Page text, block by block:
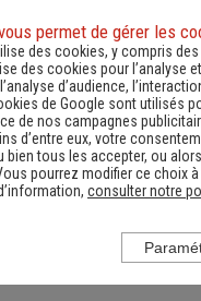
Devis
Obtenir une
permet de gérer les
des cookies, y compris
des cookies pour l’analyse
d’audience,
de Google sont utilisés
de nos campagnes
d’entre eux, votre
bien tous les accepter, ou
pourrez modifier ce choix
consulter notre